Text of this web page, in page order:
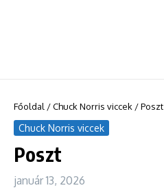
Főoldal /Chuck Norris viccek /Poszt
Chuck Norris viccek
Poszt
január 13, 2026